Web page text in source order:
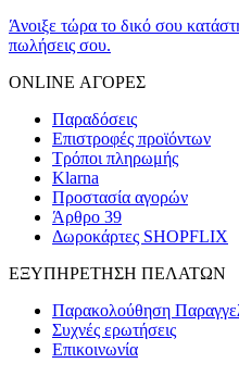
Άνοιξε τώρα το δικό σου
πωλήσεις σου.
ONLINE ΑΓΟΡΕΣ
Παραδόσεις
Επιστροφές προϊόντων
Τρόποι πληρωμής
Klarna
Προστασία αγορών
Άρθρο 39
Δωροκάρτες SHOPFLIX
ΕΞΥΠΗΡΕΤΗΣΗ ΠΕΛΑΤΩΝ
Παρακολούθηση
Συχνές ερωτήσεις
Επικοινωνία